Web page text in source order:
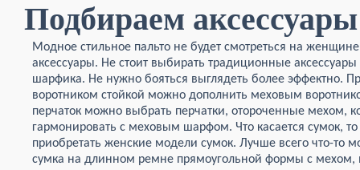
Подбираем аксессуары
Модное стильное пальто не будет смотреться на
аксессуары. Не стоит выбирать традиционные
шарфика. Не нужно бояться выглядеть более эффектно.
воротником стойкой можно дополнить меховым
перчаток можно выбрать перчатки, отороченные мехом,
гармонировать с меховым шарфом. Что касается сумок,
приобретать женские модели сумок. Лучше всего что-то
сумка на длинном ремне прямоугольной формы с мехом,